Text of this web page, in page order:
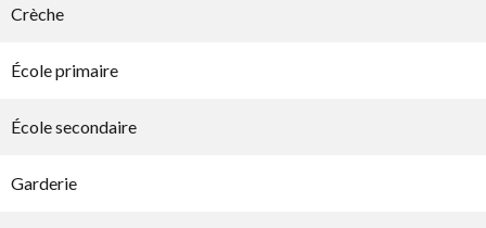
Crèche
École primaire
École secondaire
Garderie